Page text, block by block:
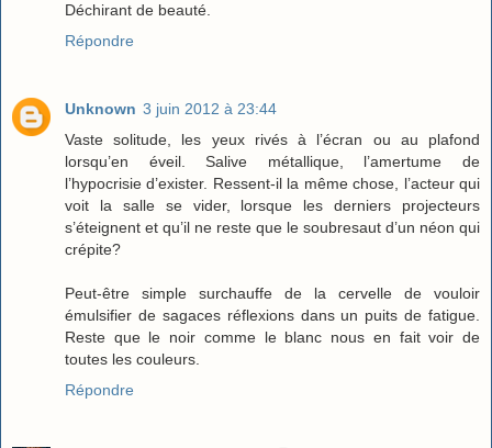
Déchirant de beauté.
Répondre
Unknown 3 juin 2012 à 23:44
Vaste solitude, les yeux rivés à l’écran ou au plafond
lorsqu’en éveil. Salive métallique, l’amertume de
l’hypocrisie d’exister. Ressent-il la même chose, l’acteur qui
voit la salle se vider, lorsque les derniers projecteurs
s’éteignent et qu’il ne reste que le soubresaut d’un néon qui
crépite?
Peut-être simple surchauffe de la cervelle de vouloir
émulsifier de sagaces réflexions dans un puits de fatigue.
Reste que le noir comme le blanc nous en fait voir de
toutes les couleurs.
Répondre